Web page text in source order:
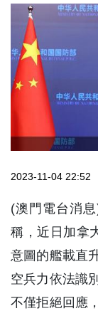
2023-11-04 22:52
(澳門電台消
稱，近日加拿
意圖的艦載直
空兵力依法識
不僅拒絕回應